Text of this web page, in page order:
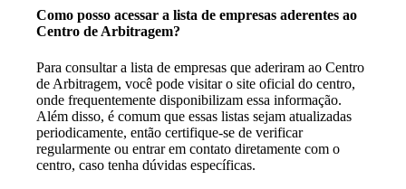
Como posso acessar a lista de empresas aderentes ao
Centro de Arbitragem?
Para consultar a lista de empresas que aderiram ao Centro
de Arbitragem, você pode visitar o site oficial do centro,
onde frequentemente disponibilizam essa informação.
Além disso, é comum que essas listas sejam atualizadas
periodicamente, então certifique-se de verificar
regularmente ou entrar em contato diretamente com o
centro, caso tenha dúvidas específicas.